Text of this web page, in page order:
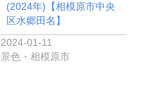
(2024年)【相模原市中央
区水郷田名】
2024-01-11
景色・相模原市